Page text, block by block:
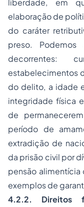
liberdade, em
elaboração de
do caráter
preso. Podemos
decorrentes:
estabelecimentos
do delito, a idade
integridade física
de
período de
extradição de
da prisão civil por
pensão
exemplos de
4.2.2. Direitos